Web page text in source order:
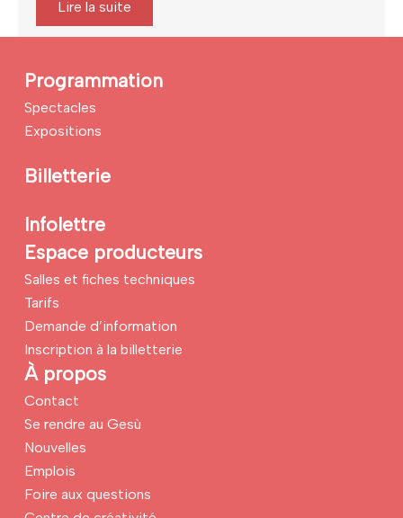
Lire la suite
Programmation
Spectacles
Expositions
Billetterie
Infolettre
Espace producteurs
Salles et fiches techniques
Tarifs
Demande d’information
Inscription à la billetterie
À propos
Contact
Se rendre au Gesù
Nouvelles
Emplois
Foire aux questions